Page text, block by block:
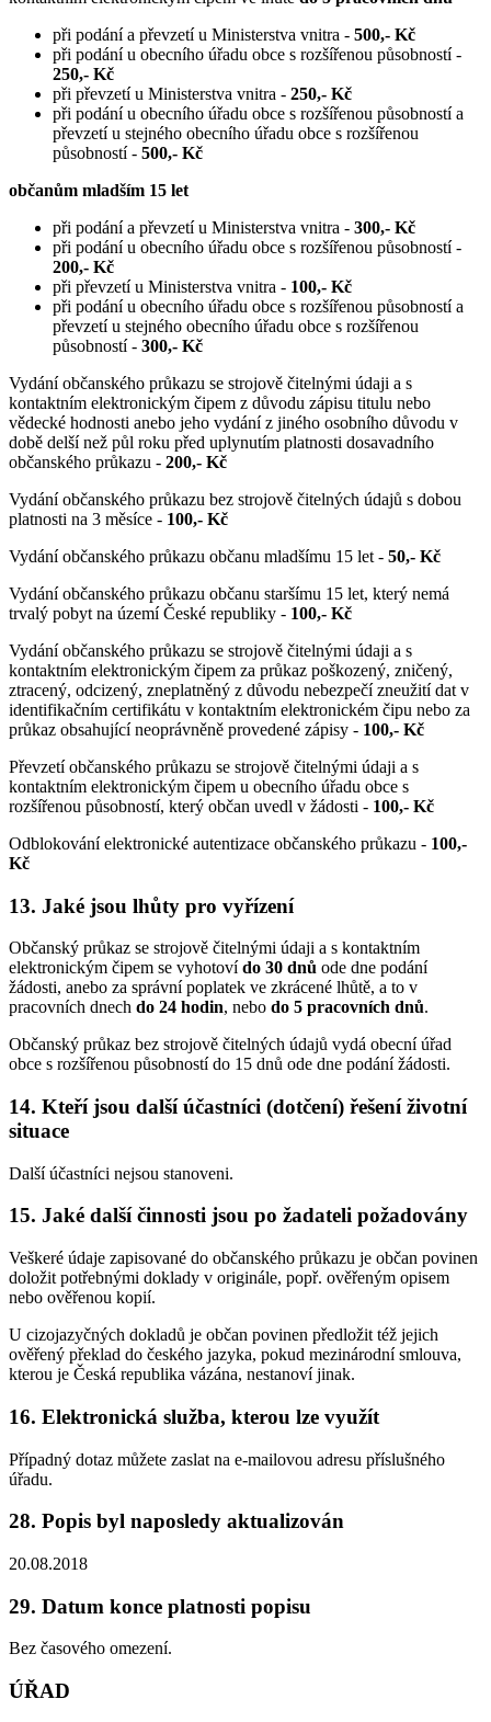
při podání a převzetí u Ministerstva vnitra - 500,- Kč
při podání u obecního úřadu obce s rozšířenou působností -
250,- Kč
při převzetí u Ministerstva vnitra - 250,- Kč
při podání u obecního úřadu obce s rozšířenou působností a
převzetí u stejného obecního úřadu obce s rozšířenou
působností - 500,- Kč
občanům mladším 15 let
při podání a převzetí u Ministerstva vnitra - 300,- Kč
při podání u obecního úřadu obce s rozšířenou působností -
200,- Kč
při převzetí u Ministerstva vnitra - 100,- Kč
při podání u obecního úřadu obce s rozšířenou působností a
převzetí u stejného obecního úřadu obce s rozšířenou
působností - 300,- Kč
Vydání občanského průkazu se strojově čitelnými údaji a s
kontaktním elektronickým čipem z důvodu zápisu titulu nebo
vědecké hodnosti anebo jeho vydání z jiného osobního důvodu v
době delší než půl roku před uplynutím platnosti dosavadního
občanského průkazu - 200,- Kč
Vydání občanského průkazu bez strojově čitelných údajů s dobou
platnosti na 3 měsíce - 100,- Kč
Vydání občanského průkazu občanu mladšímu 15 let - 50,- Kč
Vydání občanského průkazu občanu staršímu 15 let, který nemá
trvalý pobyt na území České republiky - 100,- Kč
Vydání občanského průkazu se strojově čitelnými údaji a s
kontaktním elektronickým čipem za průkaz poškozený, zničený,
ztracený, odcizený, zneplatněný z důvodu nebezpečí zneužití dat v
identifikačním certifikátu v kontaktním elektronickém čipu nebo za
průkaz obsahující neoprávněně provedené zápisy - 100,- Kč
Převzetí občanského průkazu se strojově čitelnými údaji a s
kontaktním elektronickým čipem u obecního úřadu obce s
rozšířenou působností, který občan uvedl v žádosti - 100,- Kč
Odblokování elektronické autentizace občanského průkazu - 100,-
Kč
13. Jaké jsou lhůty pro vyřízení
Občanský průkaz se strojově čitelnými údaji a s kontaktním
elektronickým čipem se vyhotovído 30 dnů ode dne podání
žádosti, anebo za správní poplatek ve zkrácené lhůtě, a to v
pracovních dnech do 24 hodin, nebo do 5 pracovních dnů.
Občanský průkaz bez strojově čitelných údajů vydá obecní úřad
obce s rozšířenou působností do 15 dnů ode dne podání žádosti.
14. Kteří jsou další účastníci (dotčení) řešení životní
situace
Další účastníci nejsou stanoveni.
15. Jaké další činnosti jsou po žadateli požadovány
Veškeré údaje zapisované do občanského průkazu je občan povinen
doložit potřebnými doklady v originále, popř. ověřeným opisem
nebo ověřenou kopií.
U cizojazyčných dokladů je občan povinen předložit též jejich
ověřený překlad do českého jazyka, pokud mezinárodní smlouva,
kterou je Česká republika vázána, nestanoví jinak.
16. Elektronická služba, kterou lze využít
Případný dotaz můžete zaslat na e-mailovou adresu příslušného
úřadu.
28. Popis byl naposledy aktualizován
20.08.2018
29. Datum konce platnosti popisu
Bez časového omezení.
ÚŘAD